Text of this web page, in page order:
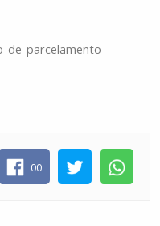
de-parcelamento-
00